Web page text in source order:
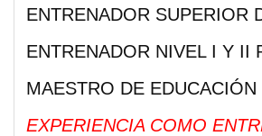
ENTRENADOR SUPERIOR
ENTRENADOR NIVEL I Y II
MAESTRO DE
EXPERIENCIA COMO